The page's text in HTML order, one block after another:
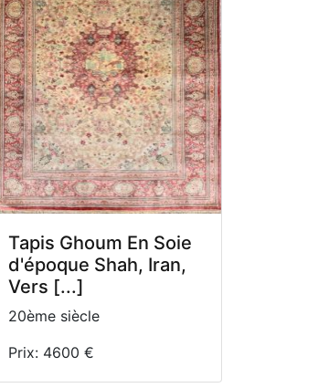
Tapis Ghoum En Soie
d'époque Shah, Iran,
Vers [...]
20ème siècle
Prix: 4600 €